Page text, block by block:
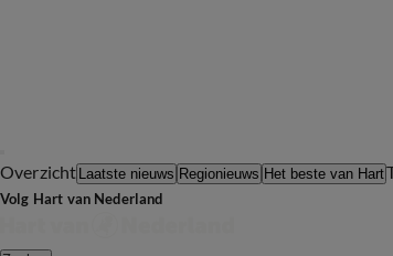
Overzicht Laatste nieuws Regionieuws Het beste van Hart
Volg Hart van Nederland